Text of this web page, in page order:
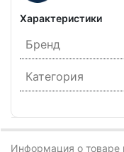
Характеристики
Бренд
Категория
Информация о товаре